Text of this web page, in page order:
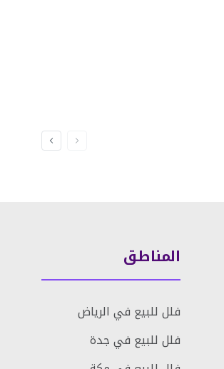
المناطق
فلل للبيع في الرياض
فلل للبيع في جدة